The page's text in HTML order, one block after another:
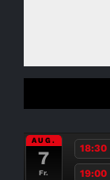
AUG.
7
Fr.
18:30
19:00